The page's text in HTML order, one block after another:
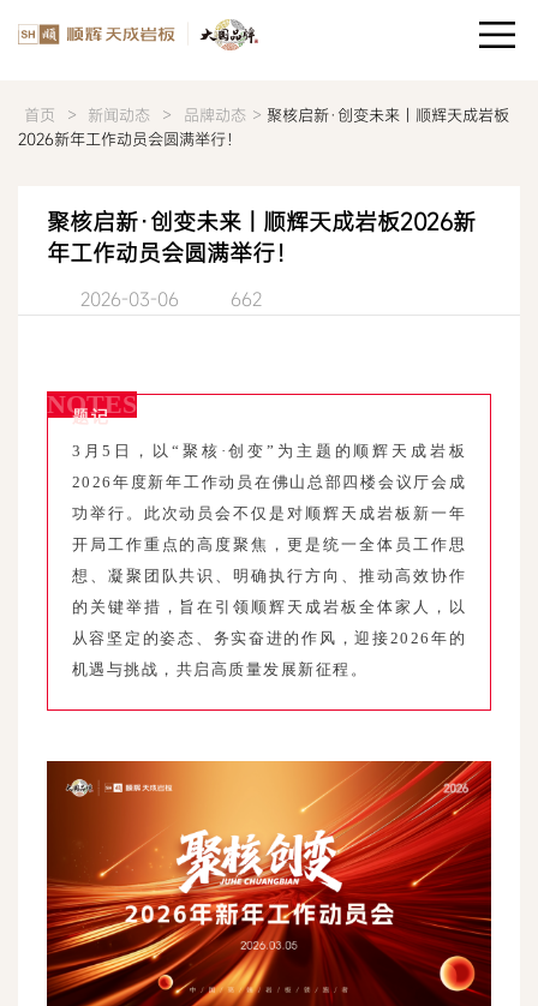
首页 > 新闻动态 > 品牌动态 > 聚核启新·创变未来 | 顺辉天成岩板
2026新年工作动员会圆满举行！
聚核启新·创变未来 | 顺辉天成岩板2026新
年工作动员会圆满举行！
2026-03-06 662
NOTES
题记
3月5日，以“聚核·创变”为主题的顺辉天成岩板
2026年度新年工作动员在佛山总部四楼会议厅会成
功举行。此次动员会不仅是对顺辉天成岩板新一年
开局工作重点的高度聚焦，更是统一全体员工作思
想、凝聚团队共识、明确执行方向、推动高效协作
的关键举措，旨在引领顺辉天成岩板全体家人，以
从容坚定的姿态、务实奋进的作风，迎接2026年的
机遇与挑战，共启高质量发展新征程。